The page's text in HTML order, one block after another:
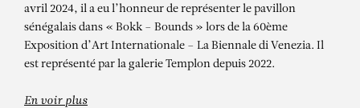
avril 2024, il a eu l’honneur de représenter le pavillon
sénégalais dans « Bokk – Bounds » lors de la 60ème
Exposition d’Art Internationale – La Biennale di Venezia. Il
est représenté par la galerie Templon depuis 2022.
En voir plus